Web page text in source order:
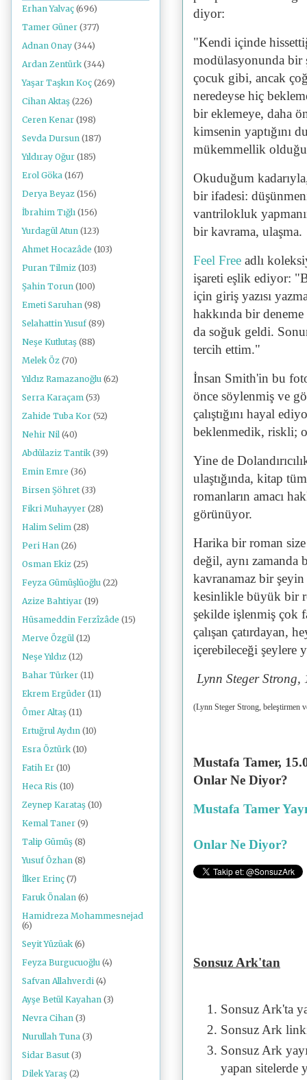
diyor:
"Kendi içinde
modülasyonunda bir
çocuk gibi, ancak
neredeyse hiç
bir eklemeye, daha
kimsenin yaptığını
mükemmellik
Okuduğum
bir ifadesi:
vantrilokluk
bir kavrama, ulaşma.
Feel Free adlı
işareti eşlik ediyor:
için giriş yazısı
hakkında bir
da soğuk geldi.
tercih ettim."
İnsan Smith'in bu
önce söylenmiş ve
çalıştığını hayal
beklenmedik, riskli;
Yine de D
ulaştığında, kitap
romanların amacı
görünüyor.
Harika bir roman
değil, aynı zamanda
kavranamaz bir
kesinlikle büyük bir
şekilde işlenmiş çok
çalışan çatırdayan,
içerebileceği şeylere
Lynn Steger
(Lynn Steger Strong, beleştirmen
Mustafa Tamer,
Onlar Ne Diyor?
Mustafa Tamer
Onlar Ne Diyor?
Sonsuz Ark'tan
Sonsuz Ark'ta
Sonsuz Ark
Sonsuz Ark
yapan sitelerde
Erhan Yalvaç (696)
Tamer Güner (377)
Adnan Onay (344)
Ardan Zentürk (344)
Yaşar Taşkın Koç (269)
Cihan Aktaş (226)
Ceren Kenar (198)
Sevda Dursun (187)
Yıldıray Oğur (185)
Erol Göka (167)
Derya Beyaz (156)
İbrahim Tığlı (156)
Yurdagül Atun (123)
Ahmet Hocazâde (103)
Puran Tilmiz (103)
Şahin Torun (100)
Emeti Saruhan (98)
Selahattin Yusuf (89)
Neşe Kutlutaş (88)
Melek Öz (70)
Yıldız Ramazanoğlu (62)
Serra Karaçam (53)
Zahide Tuba Kor (52)
Nehir Nil (40)
Abdülaziz Tantik (39)
Emin Emre (36)
Birsen Şöhret (33)
Fikri Muhayyer (28)
Halim Selim (28)
Peri Han (26)
Osman Ekiz (25)
Feyza Gümüşlüoğlu (22)
Azize Bahtiyar (19)
Hüsameddin Ferzîzâde (15)
Merve Özgül (12)
Neşe Yıldız (12)
Bahar Türker (11)
Ekrem Ergüder (11)
Ömer Altaş (11)
Ertuğrul Aydın (10)
Esra Öztürk (10)
Fatih Er (10)
Heca Ris (10)
Zeynep Karataş (10)
Kemal Taner (9)
Talip Gümüş (8)
Yusuf Özhan (8)
İlker Erinç (7)
Faruk Önalan (6)
Hamidreza Mohammesnejad
(6)
Seyit Yüzüak (6)
Feyza Burgucuoğlu (4)
Safvan Allahverdi (4)
Ayşe Betül Kayahan (3)
Nevra Cihan (3)
Nurullah Tuna (3)
Sidar Basut (3)
Dilek Yaraş (2)